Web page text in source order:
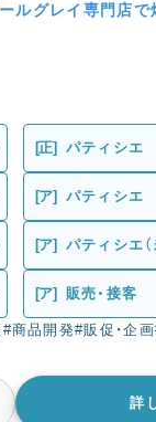
ルグレイ専門店
[正] パティシエ
[ア] パティシエ
[ア] パティシエ（
[ア] 販売・接客
#商品開発#販促・企画
詳